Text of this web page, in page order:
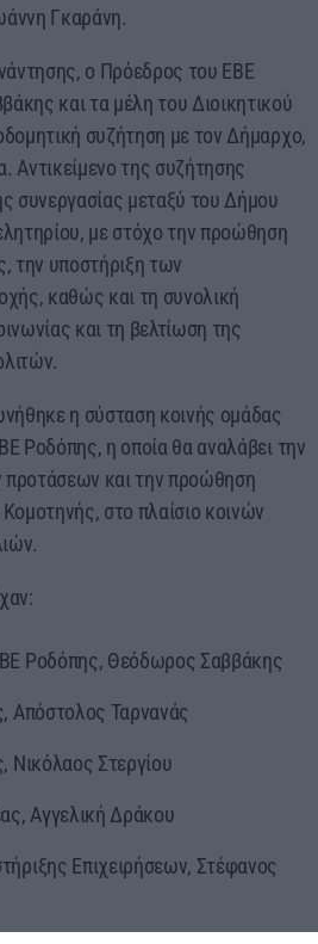
Γκαράνη.
ο Πρόεδρος του ΕΒΕ
και τα μέλη του Διοικητικού
συζήτηση με τον Δήμαρχο,
Αντικείμενο της συζήτησης
συνεργασίας μεταξύ του Δήμου
με στόχο την προώθηση
την υποστήριξη των
καθώς και τη συνολική
και τη βελτίωση της
η σύσταση κοινής ομάδας
Ροδόπης, η οποία θα αναλάβει την
και την προώθηση
στο πλαίσιο κοινών
Ροδόπης, Θεόδωρος Σαββάκης
Απόστολος Ταρνανάς
Νικόλαος Στεργίου
Αγγελική Δράκου
Επιχειρήσεων, Στέφανος